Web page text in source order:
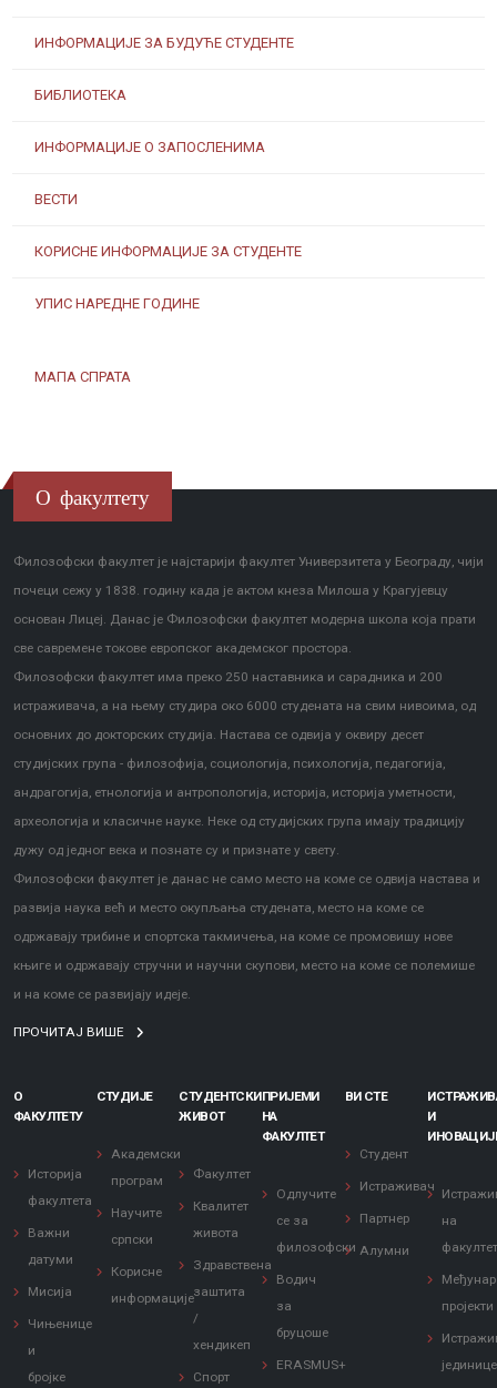
ИНФОРМАЦИЈЕ ЗА БУДУЋЕ СТУДЕНТЕ
БИБЛИОТЕКА
ИНФОРМАЦИЈЕ О ЗАПОСЛЕНИМА
ВЕСТИ
КОРИСНЕ ИНФОРМАЦИЈЕ ЗА СТУДЕНТЕ
УПИС НАРЕДНЕ ГОДИНЕ
МАПА СПРАТА
О факултету
Филозофски факултет је најстарији факултет Универзитета у Београду, чији
почеци сежу у 1838. годину када је актом кнеза Милоша у Крагујевцу
основан Лицеј. Данас је Филозофски факултет модерна школа која прати
све савремене токове европског академског простора.
Филозофски факултет има преко 250 наставника и сарадника и 200
истраживача, а на њему студира око 6000 студената на свим нивоима, од
основних до докторских студија. Настава се одвија у оквиру десет
студијских група - филозофија, социологија, психологија, педагогија,
андрагогија, етнологија и антропологија, историја, историја уметности,
археологија и класичне науке. Неке од студијских група имају традицију
дужу од једног века и познате су и признате у свету.
Филозофски факултет је данас не само место на коме се одвија настава и
развија наука већ и место окупљања студената, место на коме се
одржавају трибине и спортска такмичења, на коме се промовишу нове
књиге и одржавају стручни и научни скупови, место на коме се полемише
и на коме се развијају идеје.
ПРОЧИТАЈ ВИШЕ
О
ФАКУЛТЕТУ
Историја
факултета
Важни
датуми
Мисија
Чињенице
и
бројке
СТУДИЈЕ
Академски
програм
Научите
српски
Корисне
информације
СТУДЕНТСКИ
ЖИВОТ
Факултет
Квалитет
живота
Здравствена
заштита
/
хендикеп
Спорт
ПРИЈЕМИ
НА
ФАКУЛТЕТ
Одлучите
се за
филозофски
Водич
за
бруцоше
ERASMUS+
ВИ СТЕ
Студент
Истраживач
Партнер
Алумни
И
на
пројекти
јединице